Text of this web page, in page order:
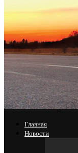
Главная
Новости